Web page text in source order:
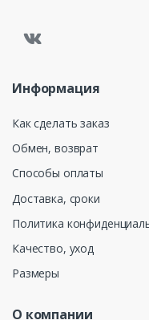
Информация
Как сделать заказ
Обмен, возврат
Способы оплаты
Доставка, сроки
Политика
Качество, уход
Размеры
О компании